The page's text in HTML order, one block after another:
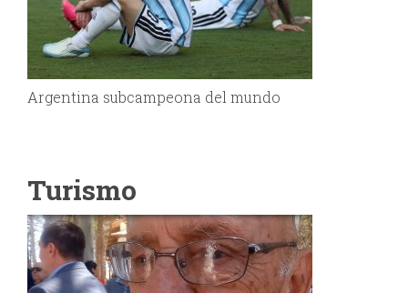
Argentina subcampeona del mundo
Turismo